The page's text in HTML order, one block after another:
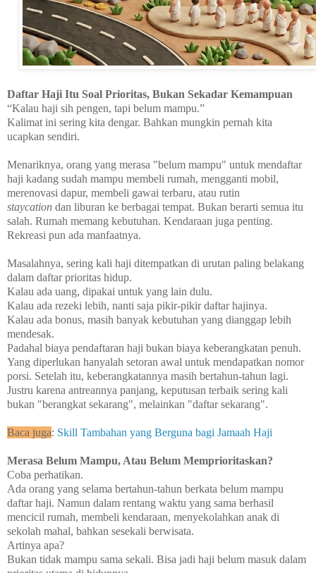
Daftar Haji Itu Soal Prioritas, Bukan Sekadar Kemampuan
“Kalau haji sih pengen, tapi belum mampu.”
Kalimat ini sering kita dengar. Bahkan mungkin pernah kita
ucapkan sendiri.
Menariknya, orang yang merasa "belum mampu" untuk mendaftar
haji kadang sudah mampu membeli rumah, mengganti mobil,
merenovasi dapur, membeli gawai terbaru, atau rutin
staycation dan liburan ke berbagai tempat. Bukan berarti semua itu
salah. Rumah memang kebutuhan. Kendaraan juga penting.
Rekreasi pun ada manfaatnya.
Masalahnya, sering kali haji ditempatkan di urutan paling belakang
dalam daftar prioritas hidup.
Kalau ada uang, dipakai untuk yang lain dulu.
Kalau ada rezeki lebih, nanti saja pikir-pikir daftar hajinya.
Kalau ada bonus, masih banyak kebutuhan yang dianggap lebih
mendesak.
Padahal biaya pendaftaran haji bukan biaya keberangkatan penuh.
Yang diperlukan hanyalah setoran awal untuk mendapatkan nomor
porsi. Setelah itu, keberangkatannya masih bertahun-tahun lagi.
Justru karena antreannya panjang, keputusan terbaik sering kali
bukan "berangkat sekarang", melainkan "daftar sekarang".
Baca juga: Skill Tambahan yang Berguna bagi Jamaah Haji
Merasa Belum Mampu, Atau Belum Memprioritaskan?
Coba perhatikan.
Ada orang yang selama bertahun-tahun berkata belum mampu
daftar haji. Namun dalam rentang waktu yang sama berhasil
mencicil rumah, membeli kendaraan, menyekolahkan anak di
sekolah mahal, bahkan sesekali berwisata.
Artinya apa?
Bukan tidak mampu sama sekali. Bisa jadi haji belum masuk dalam